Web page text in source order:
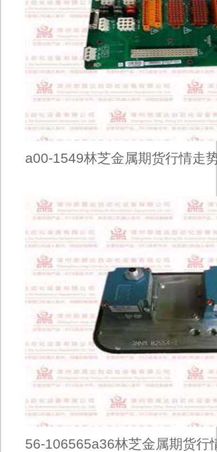
a00-1549林芝金属期货行情走
56-106565a36林芝金属期货行